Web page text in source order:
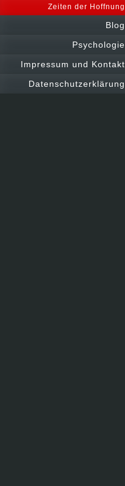
Zeiten der Hoffnung
Blog
Psychologie
Impressum und Kontakt
Datenschutzerklärung